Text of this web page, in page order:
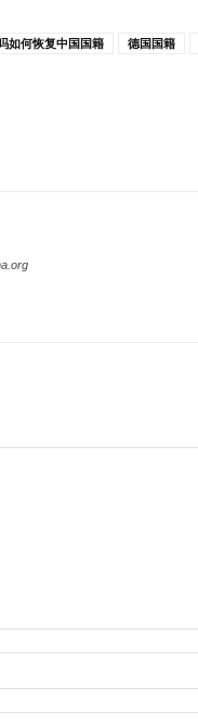
如何恢复中国国籍 德国国籍